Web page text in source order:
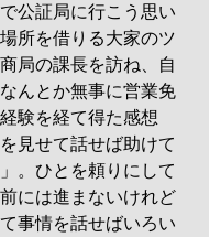
公証局に行こう思い
所を借りる大家のツ
局の課長を訪ね、自
んとか無事に営業免
験を経て得た感想
見せて話せば助けて
。ひとを頼りにして
には進まないけれど
事情を話せばいろい